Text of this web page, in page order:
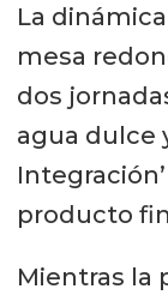
La
mesa
dos
agua dulce
producto
Mientras la